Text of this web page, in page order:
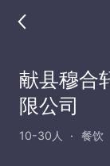
献县穆合
限公司
10-30人 餐饮